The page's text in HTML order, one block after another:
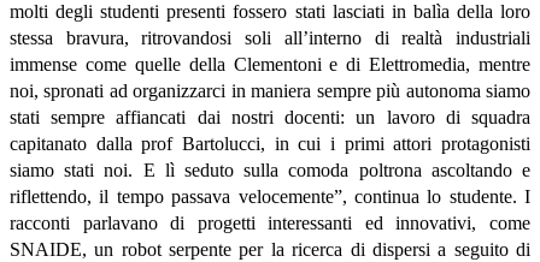
molti degli studenti presenti fossero stati lasciati in balìa della loro
stessa bravura, ritrovandosi soli all’interno di realtà industriali
immense come quelle della Clementoni e di Elettromedia, mentre
noi, spronati ad organizzarci in maniera sempre più autonoma siamo
stati sempre affiancati dai nostri docenti: un lavoro di squadra
capitanato dalla prof Bartolucci, in cui i primi attori protagonisti
siamo stati noi. E lì seduto sulla comoda poltrona ascoltando e
riflettendo, il tempo passava velocemente”, continua lo studente. I
racconti parlavano di progetti interessanti ed innovativi, come
SNAIDE, un robot serpente per la ricerca di dispersi a seguito di